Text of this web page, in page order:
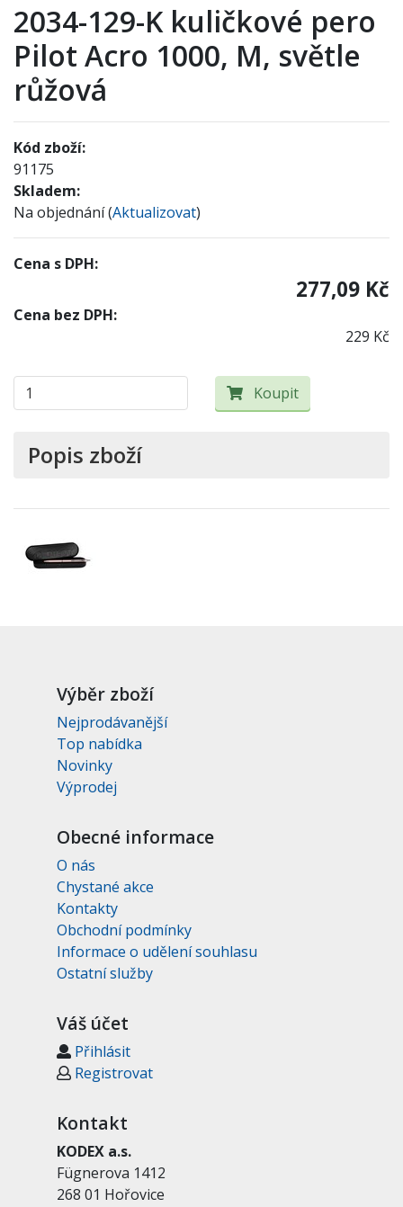
2034-129-K kuličkové pero
Pilot Acro 1000, M, světle
růžová
Kód zboží:
91175
Skladem:
Na objednání (Aktualizovat)
Cena s DPH:
277,09 Kč
Cena bez DPH:
229 Kč
Koupit
Popis zboží
Výběr zboží
Nejprodávanější
Top nabídka
Novinky
Výprodej
Obecné informace
O nás
Chystané akce
Kontakty
Obchodní podmínky
Informace o udělení souhlasu
Ostatní služby
Váš účet
Přihlásit
Registrovat
Kontakt
KODEX a.s.
Fügnerova 1412
268 01 Hořovice